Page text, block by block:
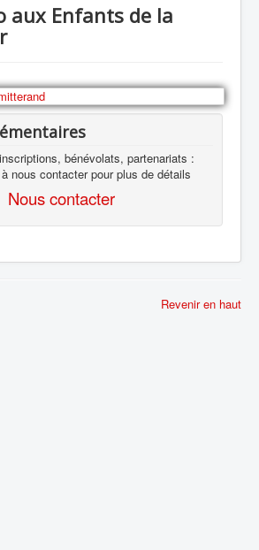
aux Enfants de la
bénévolats, partenariats :
nous contacter pour plus de détails
Nous contacter
Revenir en haut